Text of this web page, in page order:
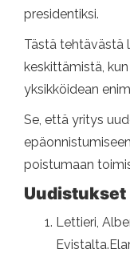
presidentiksi.
Tästä tehtävästä
keskittämistä,
yksikköidean
Se, että yritys
poistumaan
Uudistukset
Lettieri,